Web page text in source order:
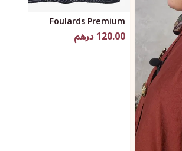
Foulards Premium
120.00 درهم